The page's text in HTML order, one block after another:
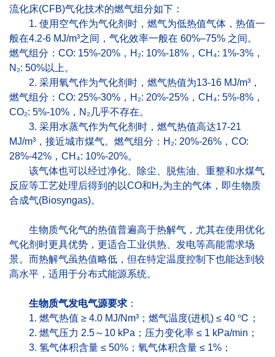
流化床(CFB)气化技术的燃气组分如下：
1. 使用空气作为气化剂时，燃气为‌低热值气体‌，热值一
般在4.2-6 MJ/m³‌之间，气化效率一般在 ‌60%–75%‌ 之间。
燃气组分：CO: 15%-20%，H₂: 10%-18%，CH₄: 1%-3%，
N₂: 50%以上。
2. 采用氧气作为气化‌剂时，燃气热值为13-16 MJ/m³，
燃气组分：CO: 25%-30%，H₂: 20%-25%，CH₄: 5%-8%，
CO₂: 5%-10%，N₂几乎不存在。
3. 采用水蒸气作为气化剂时，燃气热值高达17-21
MJ/m³，接近城市煤气。燃气组分：H₂: 20%-26%，CO:
28%-42%，CH₄: 10%-20%。
该气体也可以经过‌净化、除尘、脱焦油、重整和水煤气
反应等工艺处理后得到的以CO和H₂为主的气体，即生物质
合成气(Biosyngas)。
生物质气化气的热值普遍高于热解气‌，尤其在使用优化
气化剂时更具优势，更适合工业供热、发电等高能需求场
景。而热解气虽热值略低，但在特定温度控制下也能达到较
高水平，适用于分布式能源系统。
生物质气发电气源要求 ：
1. 燃气热值 ≥ 4.0 MJ/Nm³；燃气温度(进机) ≤ 40 ℃；
2. 燃气压力 2.5～10 kPa；压力变化率 ≤ 1 kPa/min；
3. 氢气体积含量 ≤ 50%；氧气体积含量 ≤ 1%；